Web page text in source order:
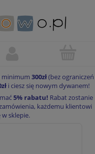
minimum 300zł(bez ograniczeń
i ciesz się nowym dywanem!
5% rabatu! Rabat zostanie
każdemu klientowi
sklepie.